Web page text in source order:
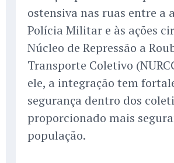
ostensiva nas ruas entre a
Polícia Militar e às ações
Núcleo de Repressão a
Transporte Coletivo
ele, a integração tem
segurança dentro dos
proporcionado mais
população.